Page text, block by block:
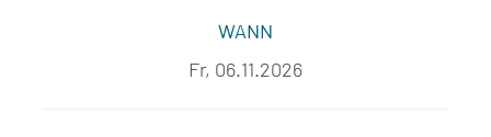
WANN
Fr, 06.11.2026